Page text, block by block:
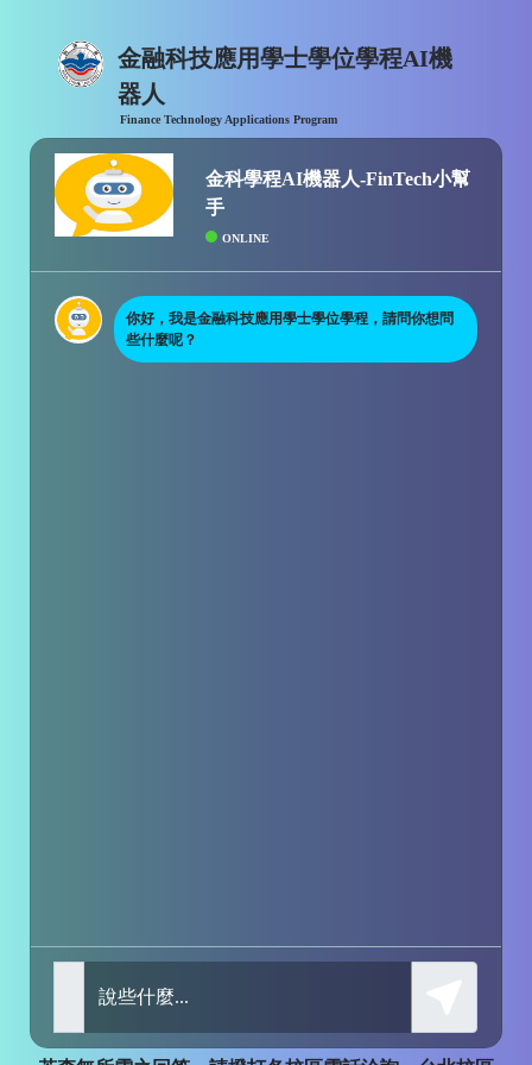
金融科技應用學士學位學程AI機
器人
Finance Technology Applications Program
金科學程AI機器人-FinTech小幫
手
ONLINE
你好，我是金融科技應用學士學位學程，請問你想問
些什麼呢？